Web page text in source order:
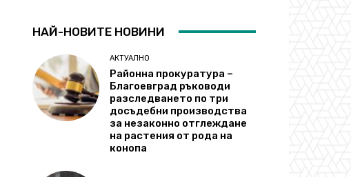
НАЙ-НОВИТЕ НОВИНИ
АКТУАЛНО
Районна прокуратура –
Благоевград ръководи
разследването по три
досъдебни производства
за незаконно отглеждане
на растения от рода на
конопа